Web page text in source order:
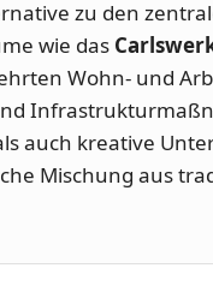
zu den
wie das
Wohn- und
auch kreative
Mischung aus